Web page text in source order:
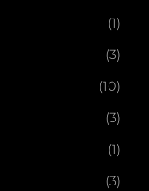
(1)
(3)
(10)
(3)
(1)
(3)